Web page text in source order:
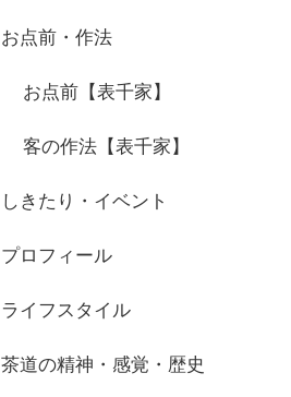
お点前・作法
お点前【表千家】
客の作法【表千家】
しきたり・イベント
プロフィール
ライフスタイル
茶道の精神・感覚・歴史